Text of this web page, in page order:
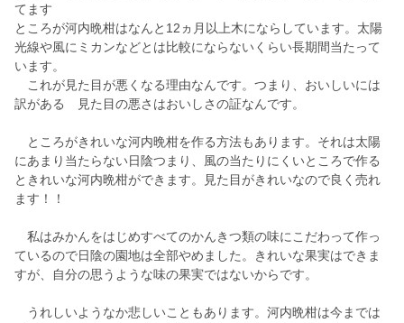
てます
ところが河内晩柑はなんと12ヵ月以上木にならしています。太陽
光線や風にミカンなどとは比較にならないくらい長期間当たって
います。
これが見た目が悪くなる理由なんです。つまり、おいしいには
訳がある 見た目の悪さはおいしさの証なんです。
ところがきれいな河内晩柑を作る方法もあります。それは太陽
にあまり当たらない日陰つまり、風の当たりにくいところで作る
ときれいな河内晩柑ができます。見た目がきれいなので良く売れ
ます！！
私はみかんをはじめすべてのかんきつ類の味にこだわって作っ
ているので日陰の園地は全部やめました。きれいな果実はできま
すが、自分の思うような味の果実ではないからです。
うれしいようなか悲しいこともあります。河内晩柑は今までは